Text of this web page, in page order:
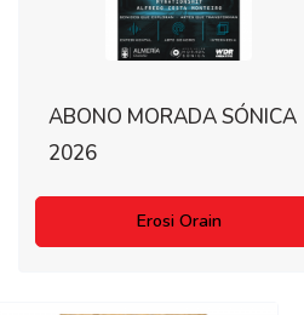
ABONO MORADA SÓNICA
2026
Erosi Orain